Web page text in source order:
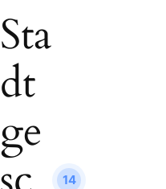
Sta
dt
ge
14